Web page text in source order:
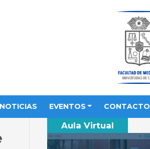
NOTICIAS EVENTOS CONTACTO
Aula Virtual